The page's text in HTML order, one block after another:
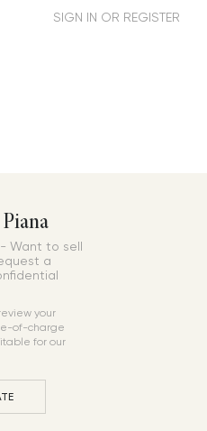
Want to sell
a
your
of-charge
for our